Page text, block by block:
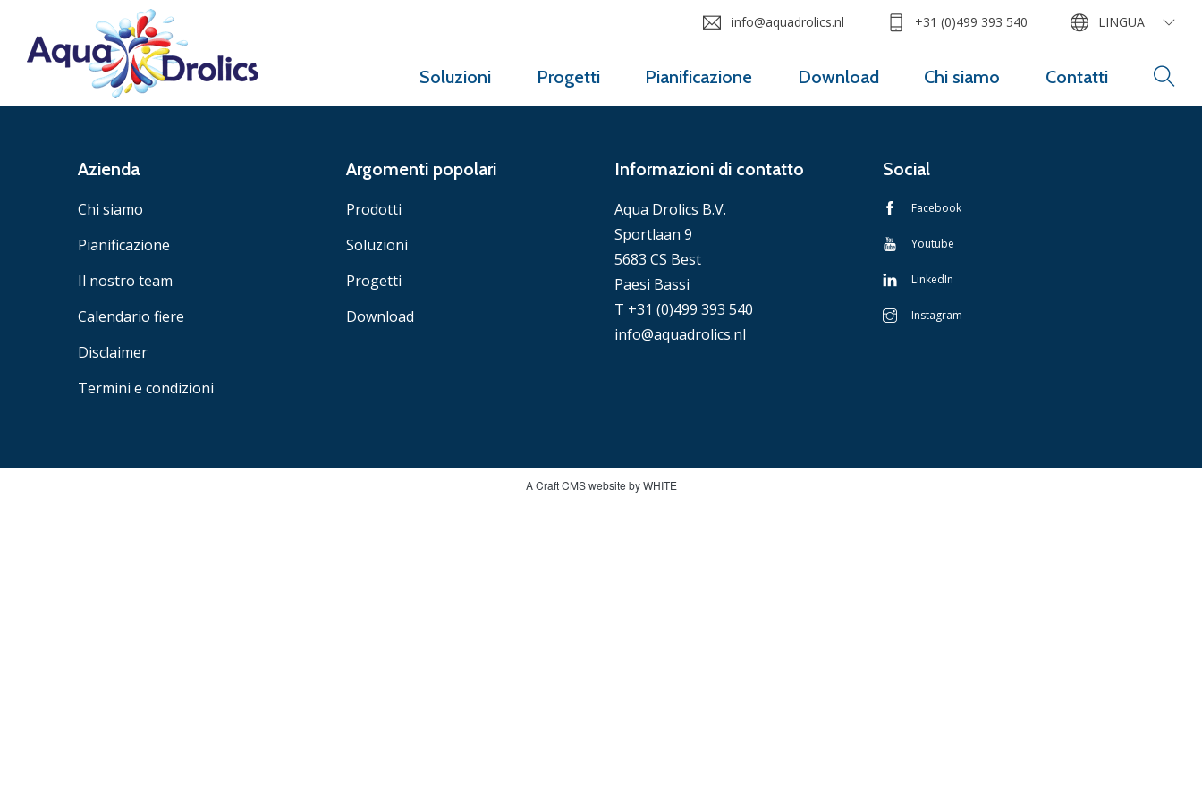
Soluzioni Progetti Pianificazione Download Chi siamo Contatti
info@aquadrolics.nl +31 (0)499 393 540 LINGUA
Azienda
Chi siamo
Pianificazione
Il nostro team
Calendario fiere
Disclaimer
Termini e condizioni
Argomenti popolari
Prodotti
Soluzioni
Progetti
Download
Informazioni di contatto
Aqua Drolics B.V.
Sportlaan 9
5683 CS Best
Paesi Bassi
T +31 (0)499 393 540
info@aquadrolics.nl
Social
Facebook
Youtube
LinkedIn
Instagram
A Craft CMS website by WHITE